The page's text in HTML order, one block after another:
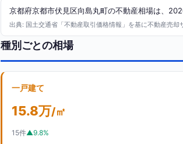
京都府京都市伏見区向島丸町の不動産相場は、
出典: 国土交通省「不動産取引価格情報」を基に不動産売
種別ごとの相場
一戸建て
15.8万/㎡
15件▲9.8%